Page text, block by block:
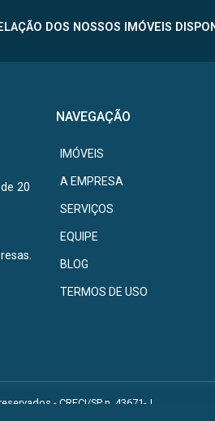
DOS NOSSOS IMÓVEIS
20
NAVEGAÇÃO
IMÓVEIS
A EMPRESA
SERVIÇOS
EQUIPE
BLOG
TERMOS DE USO
- CRECI/SP n. 43671-J